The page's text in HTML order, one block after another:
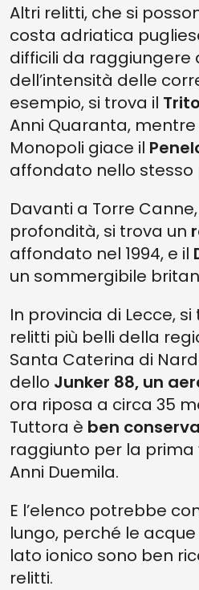
Altri relitti, che si
costa adriatica
difficili da raggiungere
dell’intensità delle
esempio, si trova il
Anni Quaranta,
Monopoli giace il
affondato nello stesso
Davanti a Torre
profondità, si trova un
affondato nel 1994, e il
un sommergibile
In provincia di Lecce,
relitti più belli della
Santa Caterina di
dello Junker 88, un
ora riposa a circa 35
Tuttora è ben
raggiunto per la prima
Anni Duemila.
E l’elenco potrebbe
lungo, perché le
lato ionico sono ben
relitti.